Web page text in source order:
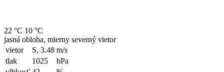
22 °C 10 °C
jasná obloha, mierny severný vietor
vietor
S, 3.48 m/s
tlak
1025
hPa